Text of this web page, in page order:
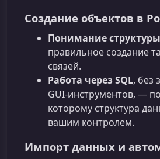
Создание объектов в
Понимание
правильное создание
связей.
Работа через SQL, без
GUI‑инструментов, —
которому структура
вашим контролем.
Импорт данных и